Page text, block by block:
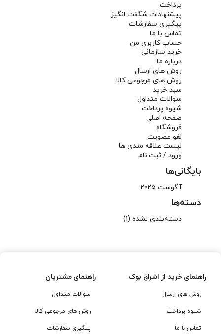
پرداخت
پیشنهادات شگفت انگیز
پیگیری سفارشات
تماس با ما
حساب کاربری من
خرید سازمانی
درباره ما
روش های ارسال
روش های مرجوعی کالا
سبد خرید
سوالات متداول
شیوه پرداخت
صفحه اصلی
فروشگاه
لغو عضویت
لیست علاقه مندی ها
ورود / ثبت نام
بایگانی‌ها
آگوست 2025
دسته‌ها
دسته‌بندی نشده (1)
راهنمای خرید از اشراق بوک
روش های ارسال
شیوه پرداخت
تماس با ما
راهنمای مشتریان
سوالات متداول
روش های مرجوعی کالا
پیگیری سفارشات